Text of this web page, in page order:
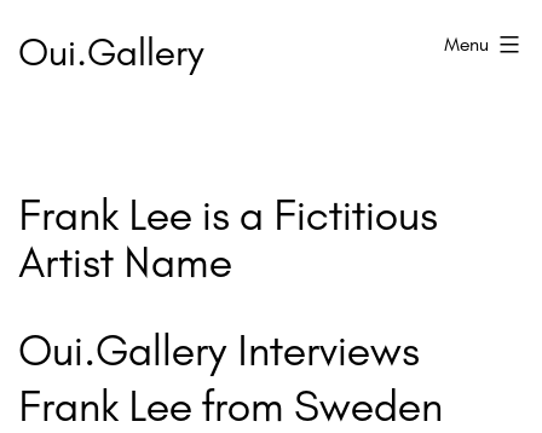
Oui.Gallery Menu
Frank Lee is a Fictitious
Artist Name
Oui.Gallery Interviews
Frank Lee from Sweden